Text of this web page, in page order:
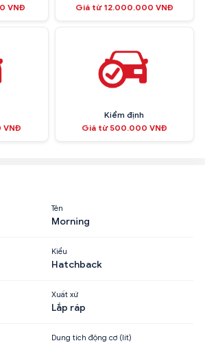
VNĐ
Giá từ 12.000.000 VNĐ
VNĐ
Kiểm định
Giá từ 500.000 VNĐ
Tên
Morning
Kiểu
Hatchback
Xuất xứ
Lắp ráp
Dung tích động cơ (lít)